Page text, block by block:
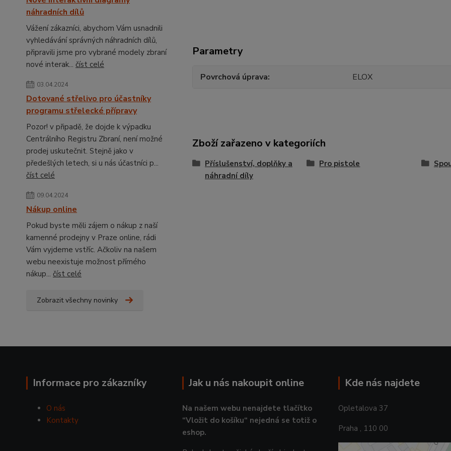
náhradních dílů
Vážení zákazníci, abychom Vám usnadnili
vyhledávání správných náhradních dílů,
připravili jsme pro vybrané modely zbraní
nové interak... číst celé
03.04.2024
Dotované střelivo pro účastníky
programu střelecké přípravy
Pozor! v připadě, že dojde k výpadku
Centrálního Registru Zbraní, není možné
prodej uskutečnit. Stejně jako v
předešlých letech, si u nás účastníci p...
číst celé
09.04.2024
Nákup online
Pokud byste měli zájem o nákup z naší
kamenné prodejny v Praze online, rádi
Vám vyjdeme vstříc. Ačkoliv na našem
webu neexistuje možnost přímého
nákup... číst celé
Zobrazit všechny novinky
Parametry
Povrchová úprava ELOX
Zboží zařazeno v kategoriích
Příslušenství, doplňky a
náhradní díly
Pro pistole
Informace pro zákazníky
O nás
Kontakty
Jak u nás nakoupit online
Na našem webu nenajdete tlačítko
“Vložit do košíku“ nejedná se totiž o
eshop.
Kde nás najdete
Opletalova 37
Praha , 110 00